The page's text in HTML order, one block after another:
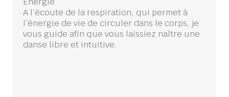
A l’écoute de la respiration, qui permet à
l’énergie de vie de circuler dans le corps, je
vous guide afin que vous laissiez naître une
danse libre et intuitive.